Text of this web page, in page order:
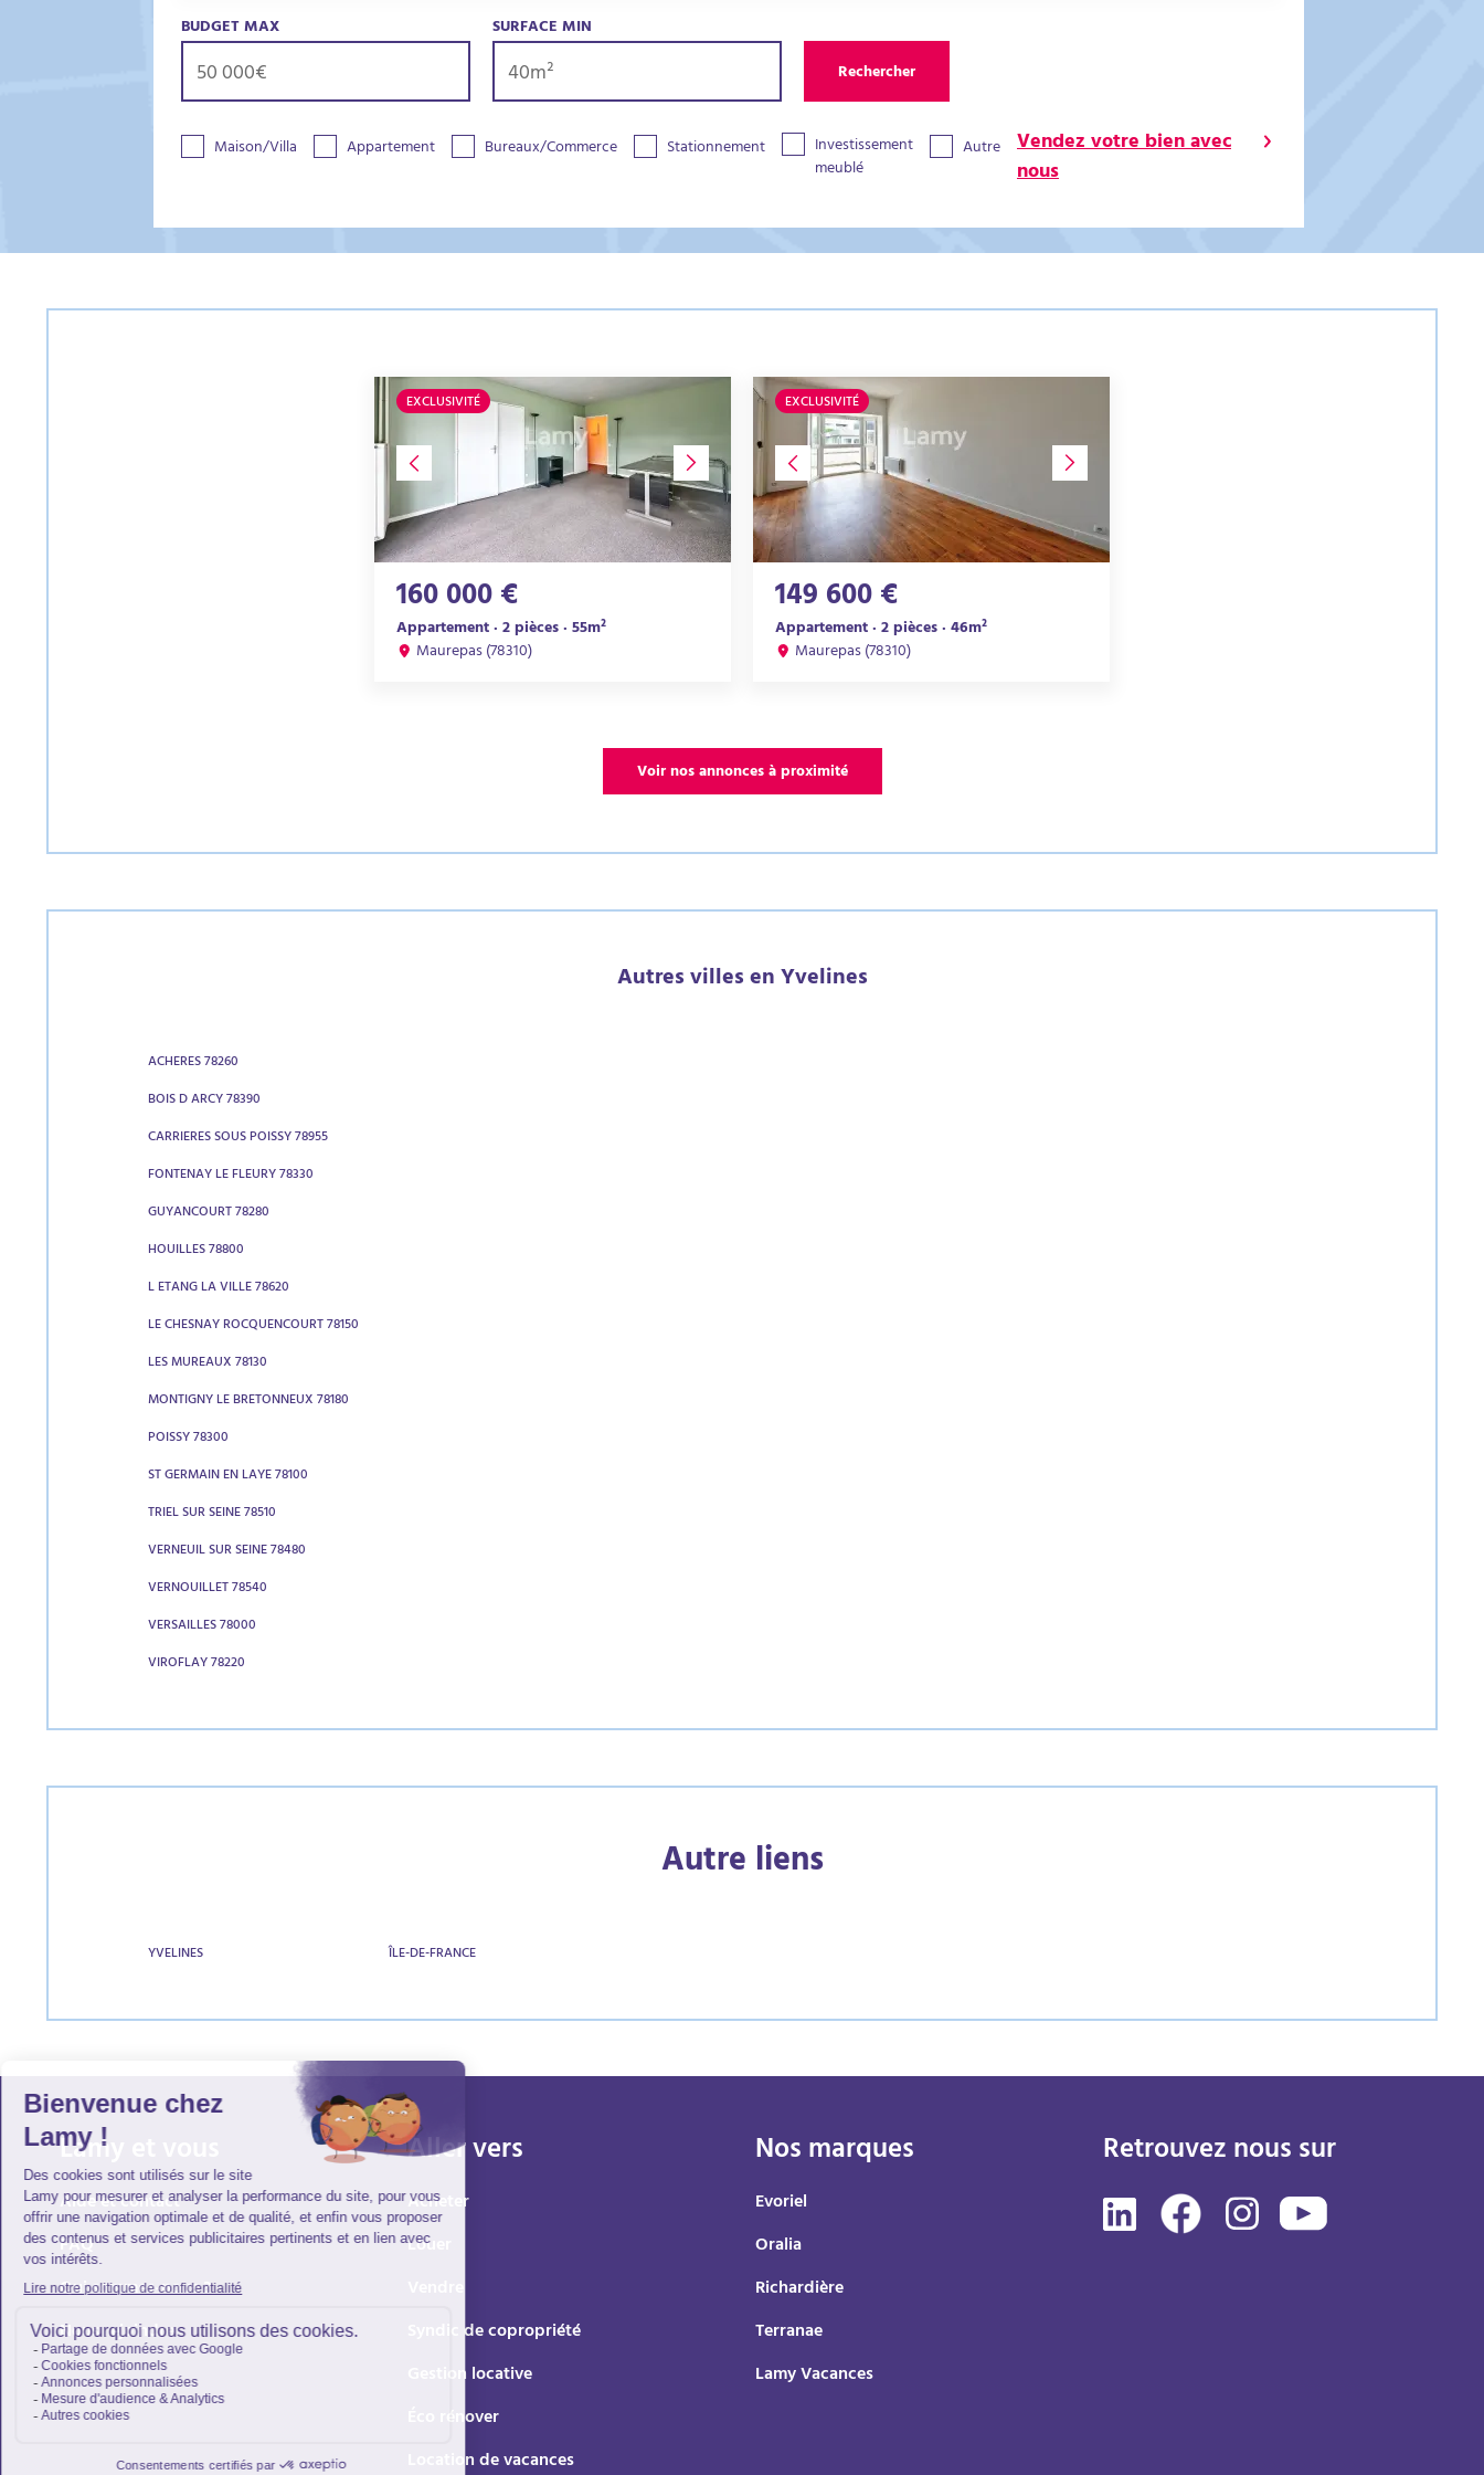
BUDGET MAX
SURFACE MIN
Rechercher
Maison/Villa Appartement Bureaux/Commerce Stationnement Investissement
meublé
Autre Vendez votre bien avec
nous
EXCLUSIVITÉ
160 000 €
Appartement · 2 pièces · 55m²
Maurepas (78310)
EXCLUSIVITÉ
149 600 €
Appartement · 2 pièces · 46m²
Maurepas (78310)
Voir nos annonces à proximité
Autres villes en Yvelines
ACHERES 78260
BOIS D ARCY 78390
CARRIERES SOUS POISSY 78955
FONTENAY LE FLEURY 78330
GUYANCOURT 78280
HOUILLES 78800
L ETANG LA VILLE 78620
LE CHESNAY ROCQUENCOURT 78150
LES MUREAUX 78130
MONTIGNY LE BRETONNEUX 78180
POISSY 78300
ST GERMAIN EN LAYE 78100
TRIEL SUR SEINE 78510
VERNEUIL SUR SEINE 78480
VERNOUILLET 78540
VERSAILLES 78000
VIROFLAY 78220
Autre liens
YVELINES ÎLE-DE-FRANCE
Lamy et vous
Aide et contact
FAQ
Qui sommes-nous ?
Nous rejoindre
Aller vers
Acheter
Louer
Syndic de copropriété
Gestion locative
Éco rénover
Location de vacances
Nos marques
Evoriel
Oralia
Richardière
Terranae
Lamy Vacances
Retrouvez nous sur